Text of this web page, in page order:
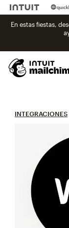
En estas fiestas,
INTEGRACIONES